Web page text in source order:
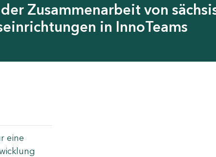
Zusammenarbeit von
in InnoTeams
eine